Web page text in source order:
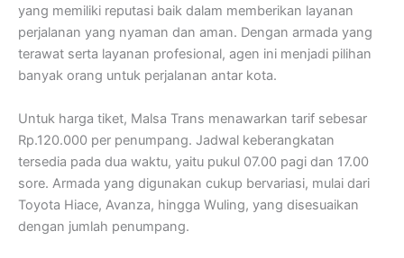
yang memiliki reputasi baik dalam memberikan layanan
perjalanan yang nyaman dan aman. Dengan armada yang
terawat serta layanan profesional, agen ini menjadi pilihan
banyak orang untuk perjalanan antar kota.
Untuk harga tiket, Malsa Trans menawarkan tarif sebesar
Rp.120.000 per penumpang. Jadwal keberangkatan
tersedia pada dua waktu, yaitu pukul 07.00 pagi dan 17.00
sore. Armada yang digunakan cukup bervariasi, mulai dari
Toyota Hiace, Avanza, hingga Wuling, yang disesuaikan
dengan jumlah penumpang.